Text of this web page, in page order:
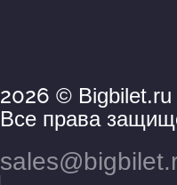
2026 © Bigbilet.ru
Все права